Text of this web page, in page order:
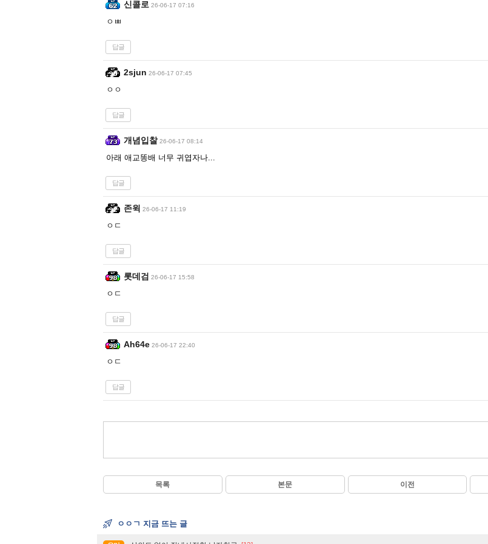
신콜로 26-06-17 07:16
ㅇㅃ
답글
2sjun 26-06-17 07:45
ㅇㅇ
답글
개념입찰 26-06-17 08:14
아래 애교똥배 너무 귀엽자나...
답글
존윅 26-06-17 11:19
ㅇㄷ
답글
롯데검 26-06-17 15:58
ㅇㄷ
답글
Ah64e 26-06-17 22:40
ㅇㄷ
답글
목록 본문 이전
ㅇㅇㄱ 지금 뜨는 글